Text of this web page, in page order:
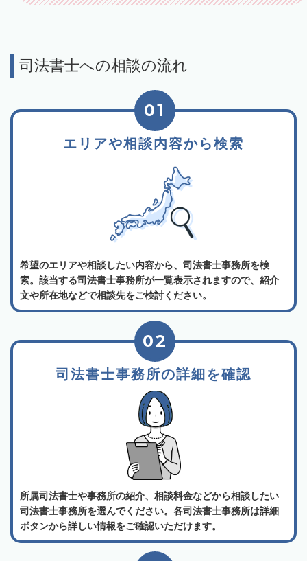
司法書士への相談の流れ
エリアや相談内容から検索
01
希望のエリアや相談したい内容から、司法書士事務所を検
索。該当する司法書士事務所が一覧表示されますので、紹介
文や所在地などで相談先をご検討ください。
司法書士事務所の詳細を確認
02
所属司法書士や事務所の紹介、相談料金などから相談したい
司法書士事務所を選んでください。各司法書士事務所は詳細
ボタンから詳しい情報をご確認いただけます。